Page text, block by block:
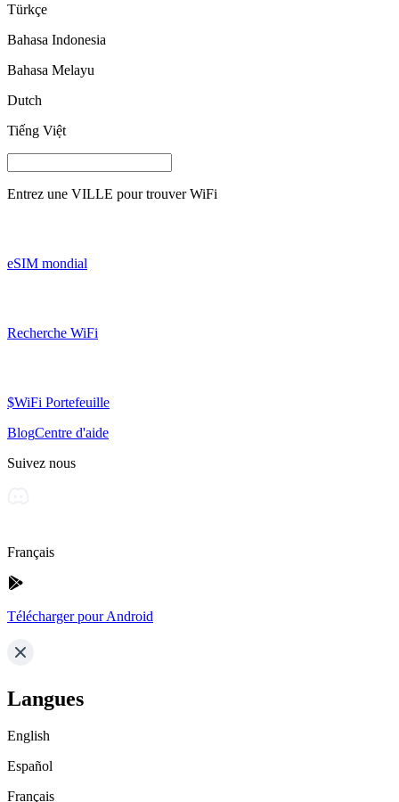
Türkçe
Bahasa Indonesia
Bahasa Melayu
Dutch
Tiếng Việt
Entrez une VILLE pour trouver WiFi
eSIM mondial
Recherche WiFi
$WiFi Portefeuille
BlogCentre d'aide
Suivez nous
Français
Télécharger pour Android
Langues
English
Español
Français